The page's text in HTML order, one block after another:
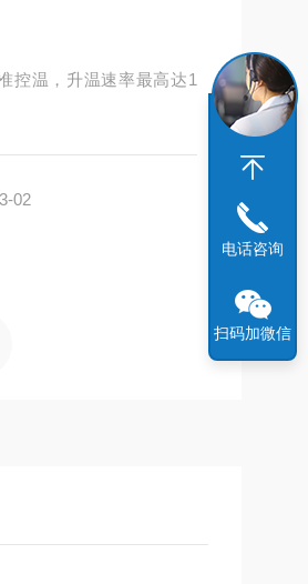
控温，升温速率最高达1
02
电话咨询
扫码加微信